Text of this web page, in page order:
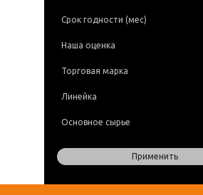
Срок годности (мес)
Наша оценка
Торговая марка
Линейка
Основное сырье
Применить